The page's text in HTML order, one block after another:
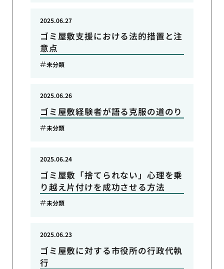
ゴミ屋敷支援における法的措置と注
意点
2025.06.27
未分類
ゴミ屋敷経験者が語る克服の道のり
2025.06.26
未分類
ゴミ屋敷「捨てられない」心理を乗
り越え片付けを成功させる方法
2025.06.24
未分類
ゴミ屋敷に対する市役所の行政代執
行
2025.06.23